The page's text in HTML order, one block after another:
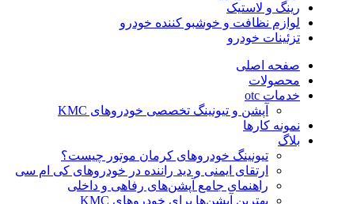
رینگ و لاستیک
لوازم نظافت و خوشبو کننده خودرو
تزئینات خودرو
صفحه اصلی
محصولات
خدمات otc
آپشن و تیونینگ تخصصی خودروهای KMC
نمونه کارها
بلاگ
تیونینگ خودروهای کرمان موتور چیست؟
ارتقای ایمنی و دید راننده در خودروهای کی ام سی
راهنمای جامع آپشن‌های رفاهی و داخلی
بهترین آپشن‌ها برای خودروهای KMC